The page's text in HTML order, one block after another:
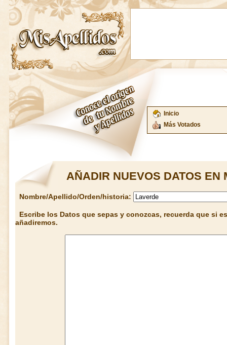
Inicio
Más Votados
AÑADIR NUEVOS DATOS EN
Nombre/Apellido/Orden/historia:
Escribe los Datos que sepas y conozcas, recuerda que si
añadiremos.